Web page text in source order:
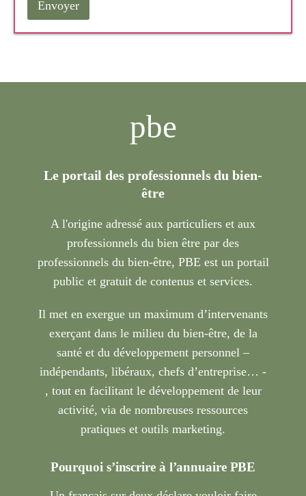
pbe
Le portail des professionnels du bien-
être
A l'origine adressé aux particuliers et aux
professionnels du bien être par des
professionnels du bien-être, PBE est un portail
public et gratuit de contenus et services.
Il met en exergue un maximum d’intervenants
exerçant dans le milieu du bien-être, de la
santé et du développement personnel –
indépendants, libéraux, chefs d’entreprise… -
, tout en facilitant le développement de leur
activité, via de nombreuses ressources
pratiques et outils marketing.
Pourquoi s’inscrire à l’annuaire PBE